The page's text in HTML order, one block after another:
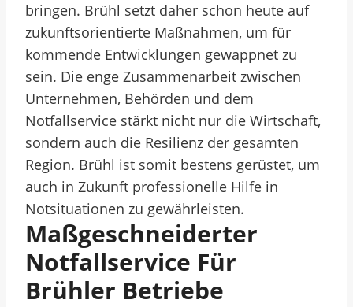
bringen. Brühl setzt daher schon heute auf
zukunftsorientierte Maßnahmen, um für
kommende Entwicklungen gewappnet zu
sein. Die enge Zusammenarbeit zwischen
Unternehmen, Behörden und dem
Notfallservice stärkt nicht nur die Wirtschaft,
sondern auch die Resilienz der gesamten
Region. Brühl ist somit bestens gerüstet, um
auch in Zukunft professionelle Hilfe in
Notsituationen zu gewährleisten.
Maßgeschneiderter
Notfallservice Für
Brühler Betriebe